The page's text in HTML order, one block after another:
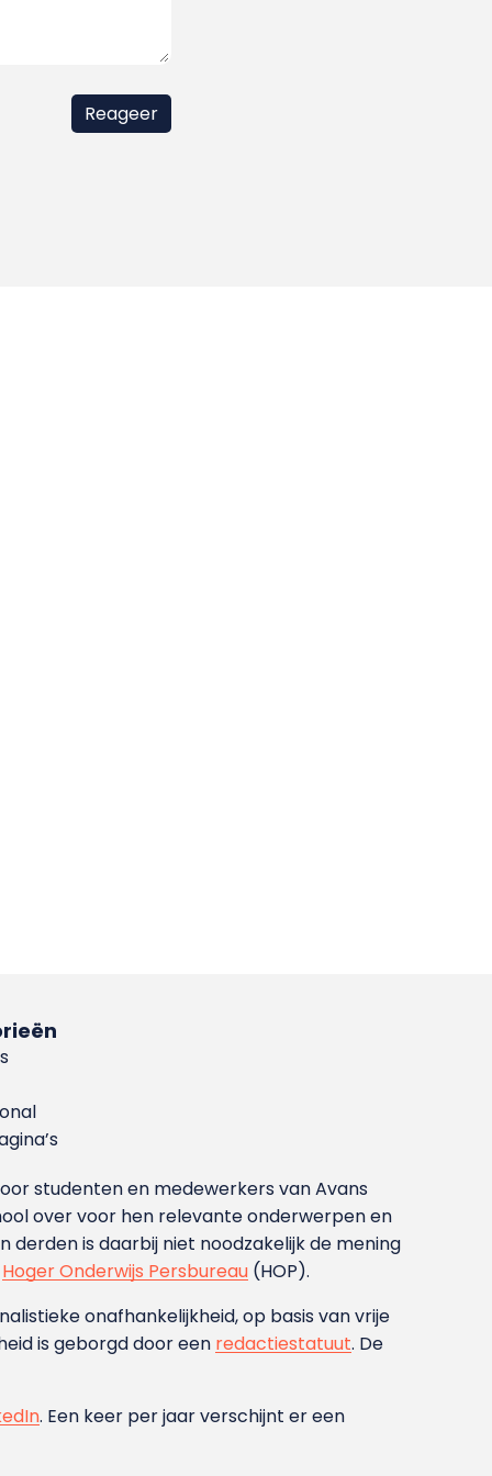
studenten en medewerkers van Avans
over voor hen relevante onderwerpen en
is daarbij niet noodzakelijk de mening
Hoger Onderwijs Persbureau (HOP).
onafhankelijkheid, op basis van vrije
is geborgd door een redactiestatuut. De
. Een keer per jaar verschijnt er een